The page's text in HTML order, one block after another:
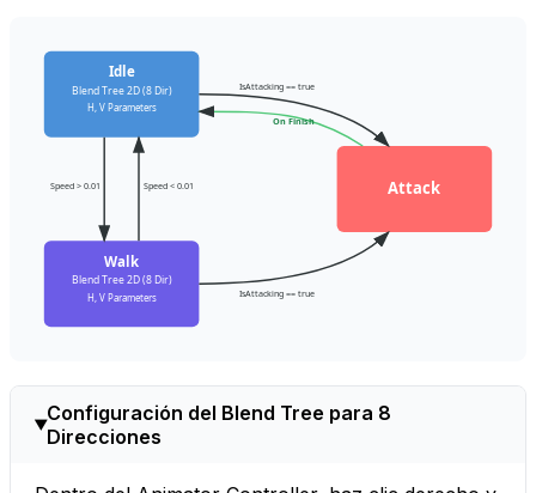
Idle
Blend Tree 2D (8 Dir)
H, V Parameters
Walk
Blend Tree 2D (8 Dir)
H, V Parameters
Attack
Speed > 0.01 Speed < 0.01
IsAttacking == true
IsAttacking == true
On Finish
Configuración del Blend Tree para 8
Direcciones